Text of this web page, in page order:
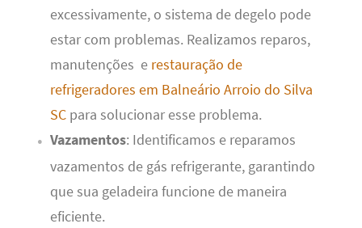
excessivamente, o sistema de degelo pode
estar com problemas. Realizamos reparos,
manutenções e restauração de
refrigeradores em Balneário Arroio do Silva
SCpara solucionar esse problema.
Vazamentos: Identificamos e reparamos
vazamentos de gás refrigerante, garantindo
que sua geladeira funcione de maneira
eficiente.